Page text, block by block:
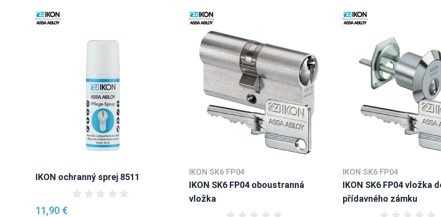
IKON ochranný sprej 8511
11,90 €
IKON SK6 FP04
IKON SK6 FP04 oboustranná
vložka
IKON SK6 FP04
IKON SK6 FP04 vložka
přídavného zámku